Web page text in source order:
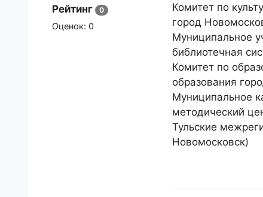
Рейтинг 0
Оценок: 0
Комитет по
город
Муниципальное
библиотечная
Комитет по
образования
Муниципальное
методический
Тульские
Новомосковск)